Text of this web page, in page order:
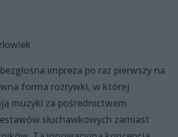
impreza po raz pierwszy na
forma rozrywki, w której
muzyki za pośrednictwem
słuchawkowych zamiast